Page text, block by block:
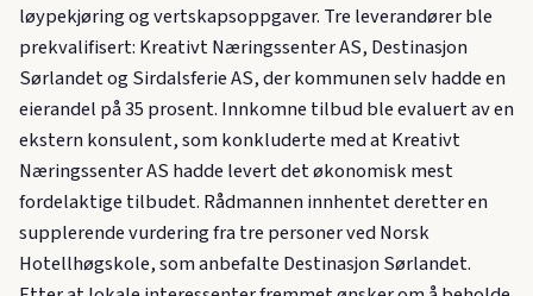
løypekjøring og vertskapsoppgaver. Tre leverandører ble
prekvalifisert: Kreativt Næringssenter AS, Destinasjon
Sørlandet og Sirdalsferie AS, der kommunen selv hadde en
eierandel på 35 prosent. Innkomne tilbud ble evaluert av en
ekstern konsulent, som konkluderte med at Kreativt
Næringssenter AS hadde levert det økonomisk mest
fordelaktige tilbudet. Rådmannen innhentet deretter en
supplerende vurdering fra tre personer ved Norsk
Hotellhøgskole, som anbefalte Destinasjon Sørlandet.